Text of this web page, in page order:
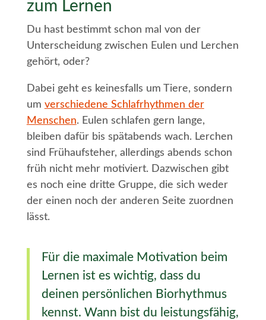
zum Lernen
Du hast bestimmt schon mal von der
Unterscheidung zwischen Eulen und Lerchen
gehört, oder?
Dabei geht es keinesfalls um Tiere, sondern
um verschiedene Schlafrhythmen der
Menschen. Eulen schlafen gern lange,
bleiben dafür bis spätabends wach. Lerchen
sind Frühaufsteher, allerdings abends schon
früh nicht mehr motiviert. Dazwischen gibt
es noch eine dritte Gruppe, die sich weder
der einen noch der anderen Seite zuordnen
lässt.
Für die maximale Motivation beim
Lernen ist es wichtig, dass du
deinen persönlichen Biorhythmus
kennst. Wann bist du leistungsfähig,